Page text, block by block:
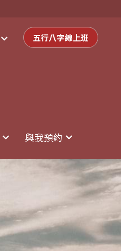
與我預約
五行八字線上班
與我預約
五行八字線上班